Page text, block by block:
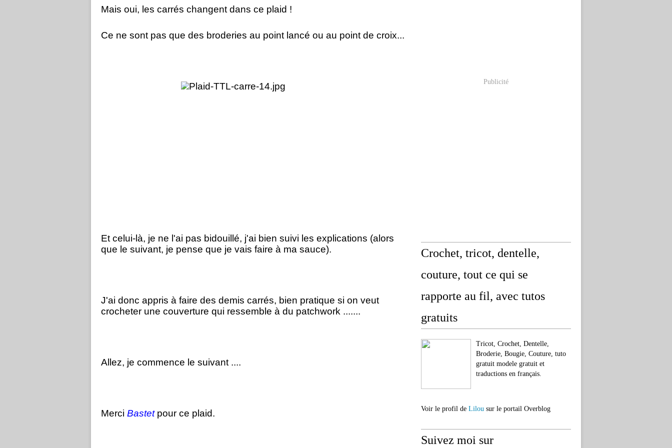
Mais oui, les carrés changent dans ce plaid !
Ce ne sont pas que des broderies au point lancé ou au point de croix...
Et celui-là, je ne l'ai pas bidouillé, j'ai bien suivi les explications (alors
que le suivant, je pense que je vais faire à ma sauce).
J'ai donc appris à faire des demis carrés, bien pratique si on veut
crocheter une couverture qui ressemble à du patchwork .......
Allez, je commence le suivant ....
Merci Bastetpour ce plaid.
Publicité
Crochet, tricot, dentelle,
couture, tout ce qui se
rapporte au fil, avec tutos
gratuits
Tricot, Crochet, Dentelle,
Broderie, Bougie, Couture, tuto
gratuit modele gratuit et
traductions en français.
Voir le profil de Lilou sur le portail Overblog
Suivez moi sur